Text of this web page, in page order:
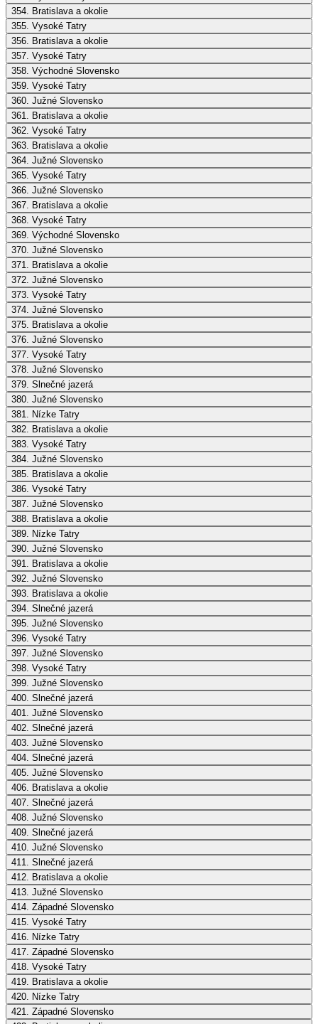
354. Bratislava a okolie
355. Vysoké Tatry
356. Bratislava a okolie
357. Vysoké Tatry
358. Východné Slovensko
359. Vysoké Tatry
360. Južné Slovensko
361. Bratislava a okolie
362. Vysoké Tatry
363. Bratislava a okolie
364. Južné Slovensko
365. Vysoké Tatry
366. Južné Slovensko
367. Bratislava a okolie
368. Vysoké Tatry
369. Východné Slovensko
370. Južné Slovensko
371. Bratislava a okolie
372. Južné Slovensko
373. Vysoké Tatry
374. Južné Slovensko
375. Bratislava a okolie
376. Južné Slovensko
377. Vysoké Tatry
378. Južné Slovensko
379. Slnečné jazerá
380. Južné Slovensko
381. Nízke Tatry
382. Bratislava a okolie
383. Vysoké Tatry
384. Južné Slovensko
385. Bratislava a okolie
386. Vysoké Tatry
387. Južné Slovensko
388. Bratislava a okolie
389. Nízke Tatry
390. Južné Slovensko
391. Bratislava a okolie
392. Južné Slovensko
393. Bratislava a okolie
394. Slnečné jazerá
395. Južné Slovensko
396. Vysoké Tatry
397. Južné Slovensko
398. Vysoké Tatry
399. Južné Slovensko
400. Slnečné jazerá
401. Južné Slovensko
402. Slnečné jazerá
403. Južné Slovensko
404. Slnečné jazerá
405. Južné Slovensko
406. Bratislava a okolie
407. Slnečné jazerá
408. Južné Slovensko
409. Slnečné jazerá
410. Južné Slovensko
411. Slnečné jazerá
412. Bratislava a okolie
413. Južné Slovensko
414. Západné Slovensko
415. Vysoké Tatry
416. Nízke Tatry
417. Západné Slovensko
418. Vysoké Tatry
419. Bratislava a okolie
420. Nízke Tatry
421. Západné Slovensko